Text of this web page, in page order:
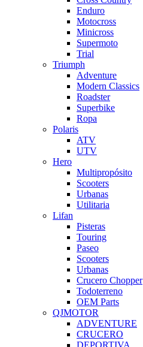
Enduro
Motocross
Minicross
Supermoto
Trial
Triumph
Adventure
Modern Classics
Roadster
Superbike
Ropa
Polaris
ATV
UTV
Hero
Multipropósito
Scooters
Urbanas
Utilitaria
Lifan
Pisteras
Touring
Paseo
Scooters
Urbanas
Crucero Chopper
Todoterreno
OEM Parts
QJMOTOR
ADVENTURE
CRUCERO
DEPORTIVA